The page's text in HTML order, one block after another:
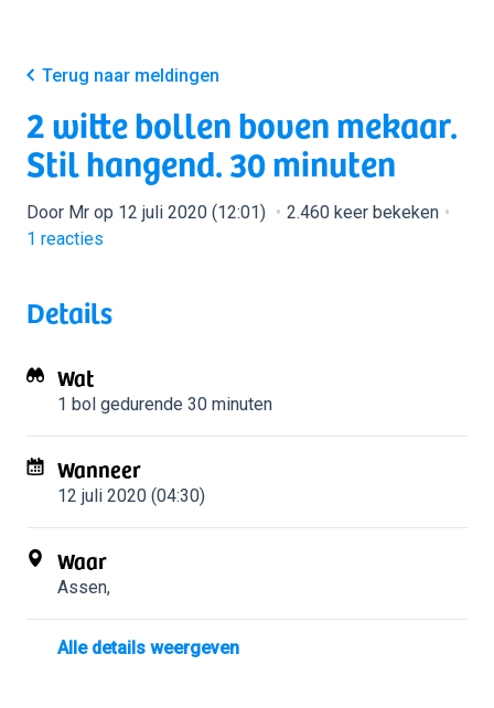
Terug naar meldingen
2 witte bollen boven mekaar.
Stil hangend. 30 minuten
Door Mr op 12 juli 2020 (12:01)
2.460 keer bekeken
1 reacties
Details
Wat
1 bol gedurende 30 minuten
Wanneer
12 juli 2020 (04:30)
Waar
Assen,
Alle details weergeven